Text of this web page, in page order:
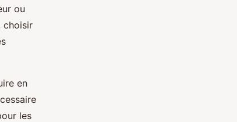
ou
choisir
en
les